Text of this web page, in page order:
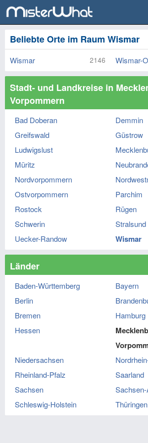
Beliebte Orte im Raum Wismar
Wismar 2146 Wismar-
Stadt- und Landkreise in
Vorpommern
Bad Doberan
Demmin
Greifswald
Güstrow
Ludwigslust
Müritz
Nordvorpommern
Ostvorpommern
Parchim
Rostock
Rügen
Schwerin
Stralsund
Uecker-Randow
Wismar
Länder
Baden-Württemberg
Bayern
Berlin
Bremen
Hamburg
Hessen
Niedersachsen
Rheinland-Pfalz
Saarland
Sachsen
Schleswig-Holstein
Thüringen